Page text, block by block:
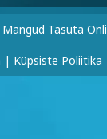
Tasuta
| Küpsiste Poliitika